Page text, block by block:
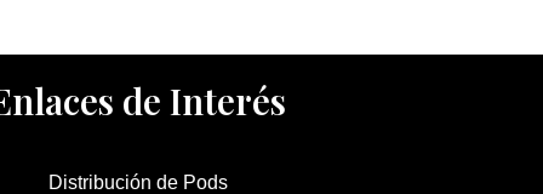
de Interés
Distribución de Pods